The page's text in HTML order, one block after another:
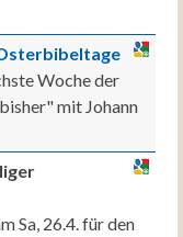
Woche der
mit Johann
Sa, 26.4. für den